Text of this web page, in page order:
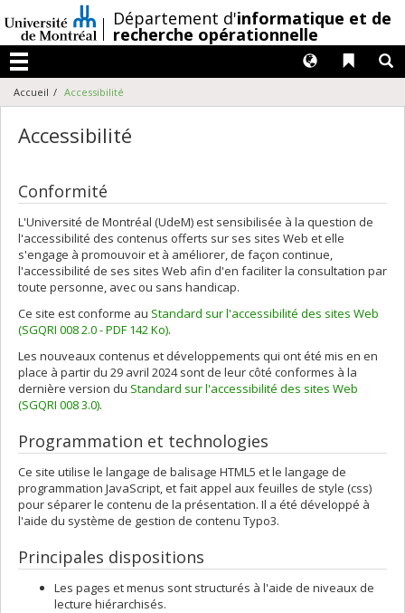
au
contenu
/Département d'informatique et de
recherche opérationnelle
Menu
Liens
Langues
Accueil Accessibilité
Accessibilité
Conformité
L'Université de Montréal (UdeM) est sensibilisée à la question de
l'accessibilité des contenus offerts sur ses sites Web et elle
s'engage à promouvoir et à améliorer, de façon continue,
l'accessibilité de ses sites Web afin d'en faciliter la consultation par
toute personne, avec ou sans handicap.
Ce site est conforme au Standard sur l'accessibilité des sites Web
(SGQRI 008 2.0 - PDF 142 Ko).
Les nouveaux contenus et développements qui ont été mis en en
place à partir du 29 avril 2024 sont de leur côté conformes à la
dernière version du Standard sur l'accessibilité des sites Web
(SGQRI 008 3.0).
Programmation et technologies
Ce site utilise le langage de balisage HTML5 et le langage de
programmation JavaScript, et fait appel aux feuilles de style (css)
pour séparer le contenu de la présentation. Il a été développé à
l'aide du système de gestion de contenu Typo3.
Principales dispositions
Les pages et menus sont structurés à l'aide de niveaux de
lecture hiérarchisés.